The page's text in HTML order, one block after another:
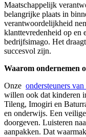
Maatschappelijk
belangrijke plaats in
verantwoordelijkheid
klanttevredenheid op en
bedrijfsimago. Het
succesvol zijn.
Waarom ondernemen
Onze ondersteuners
willen ook dat kinderen
Tileng, Imogiri en
en onderwijs. Een
doorgeven. Luisteren
aanpakken. Dat